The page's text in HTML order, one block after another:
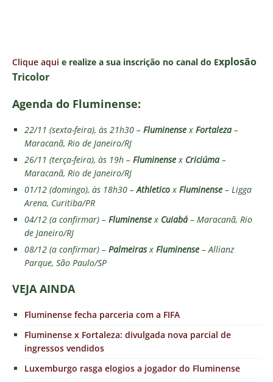
Clique aqui e realize a sua inscrição no canal do Explosão
Tricolor
Agenda do Fluminense:
22/11 (sexta-feira), às 21h30 – Fluminensex Fortaleza–
Maracanã, Rio de Janeiro/RJ
26/11 (terça-feira), às 19h – Fluminensex Criciúma–
Maracanã, Rio de Janeiro/RJ
01/12 (domingo), às 18h30 –Athleticox Fluminense – Ligga
Arena, Curitiba/PR
04/12 (a confirmar) – Fluminensex Cuiabá– Maracanã, Rio
de Janeiro/RJ
08/12 (a confirmar) – Palmeirasx Fluminense – Allianz
Parque, São Paulo/SP
VEJA AINDA
Fluminense fecha parceria com a FIFA
Fluminense x Fortaleza: divulgada nova parcial de
ingressos vendidos
Luxemburgo rasga elogios a jogador do Fluminense